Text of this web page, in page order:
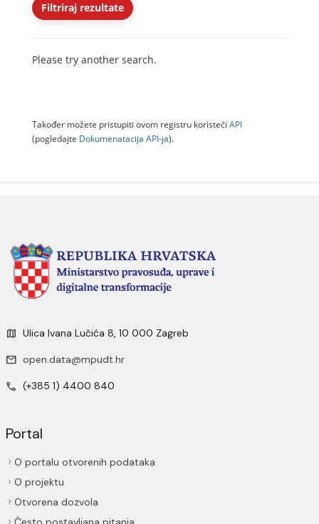
Filtriraj rezultate
Please try another search.
Također možete pristupiti ovom registru koristeći API
(pogledajte Dokumenаtаcijа API-jа).